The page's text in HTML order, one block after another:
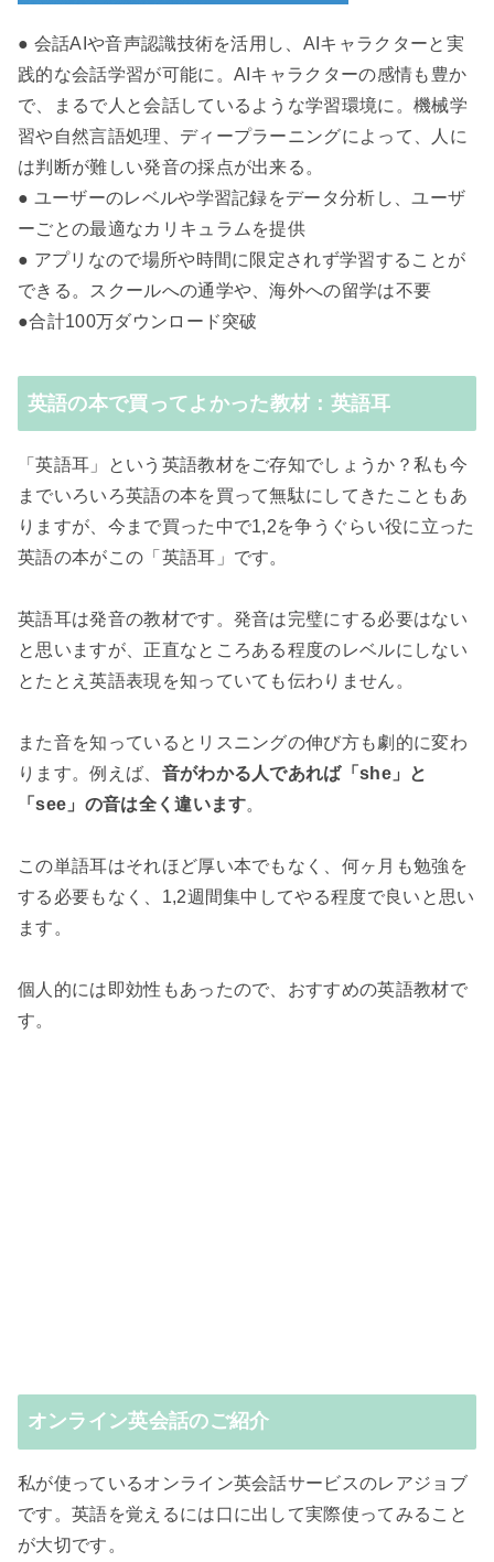
● 会話AIや音声認識技術を活用し、AIキャラクターと実
践的な会話学習が可能に。AIキャラクターの感情も豊か
で、まるで人と会話しているような学習環境に。機械学
習や自然言語処理、ディープラーニングによって、人に
は判断が難しい発音の採点が出来る。
● ユーザーのレベルや学習記録をデータ分析し、ユーザ
ーごとの最適なカリキュラムを提供
● アプリなので場所や時間に限定されず学習することが
できる。スクールへの通学や、海外への留学は不要
●合計100万ダウンロード突破
英語の本で買ってよかった教材：英語耳
「英語耳」という英語教材をご存知でしょうか？私も今
までいろいろ英語の本を買って無駄にしてきたこともあ
りますが、今まで買った中で1,2を争うぐらい役に立った
英語の本がこの「英語耳」です。
英語耳は発音の教材です。発音は完璧にする必要はない
と思いますが、正直なところある程度のレベルにしない
とたとえ英語表現を知っていても伝わりません。
また音を知っているとリスニングの伸び方も劇的に変わ
ります。例えば、 音がわかる人であれば「she」と
「see」の音は全く違います。
この単語耳はそれほど厚い本でもなく、何ヶ月も勉強を
する必要もなく、1,2週間集中してやる程度で良いと思い
ます。
個人的には即効性もあったので、おすすめの英語教材で
す。
オンライン英会話のご紹介
私が使っているオンライン英会話サービスのレアジョブ
です。英語を覚えるには口に出して実際使ってみること
が大切です。